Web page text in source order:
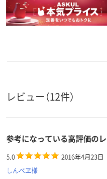
レビュー（12件）
参考になっている高評価の
5.0
2016年4月23日
しんべヱ様